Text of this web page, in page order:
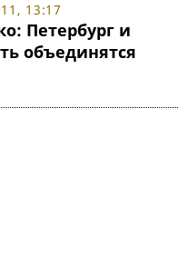
13:17
Петербург и
объединятся